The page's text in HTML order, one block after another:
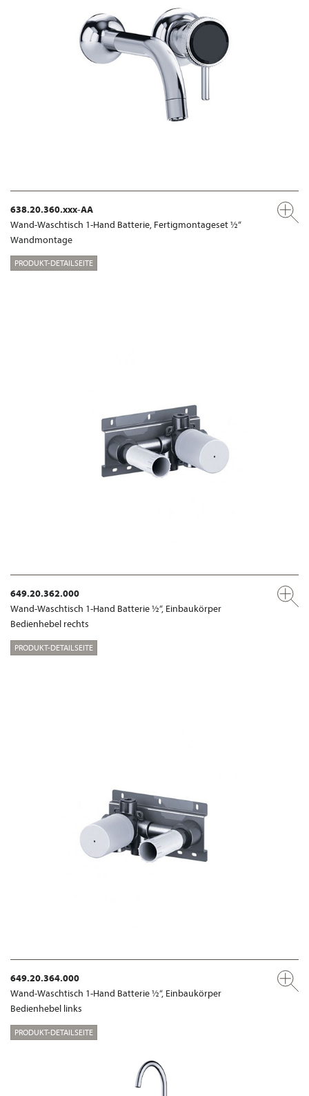
638.20.360.xxx-AA
Wand-Waschtisch 1-Hand Batterie, Fertigmontageset ½“
Wandmontage
PRODUKT-DETAILSEITE
649.20.362.000
Wand-Waschtisch 1-Hand Batterie ½“, Einbaukörper
Bedienhebel rechts
PRODUKT-DETAILSEITE
649.20.364.000
Wand-Waschtisch 1-Hand Batterie ½“, Einbaukörper
Bedienhebel links
PRODUKT-DETAILSEITE